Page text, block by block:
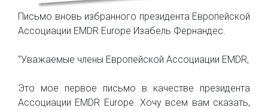
Письмо вновь избранного президента Европейской
Ассоциации EMDR Europe Изабель Фернандес.
"Уважаемые члены Европейской Ассоциации EMDR,
Это мое первое письмо в качестве президента
Ассоциации EMDR Europe. Хочу всем вам сказать,